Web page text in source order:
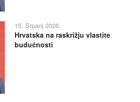
15. Srpanj 2026.
Hrvatska na raskrižju vlastite
budućnosti